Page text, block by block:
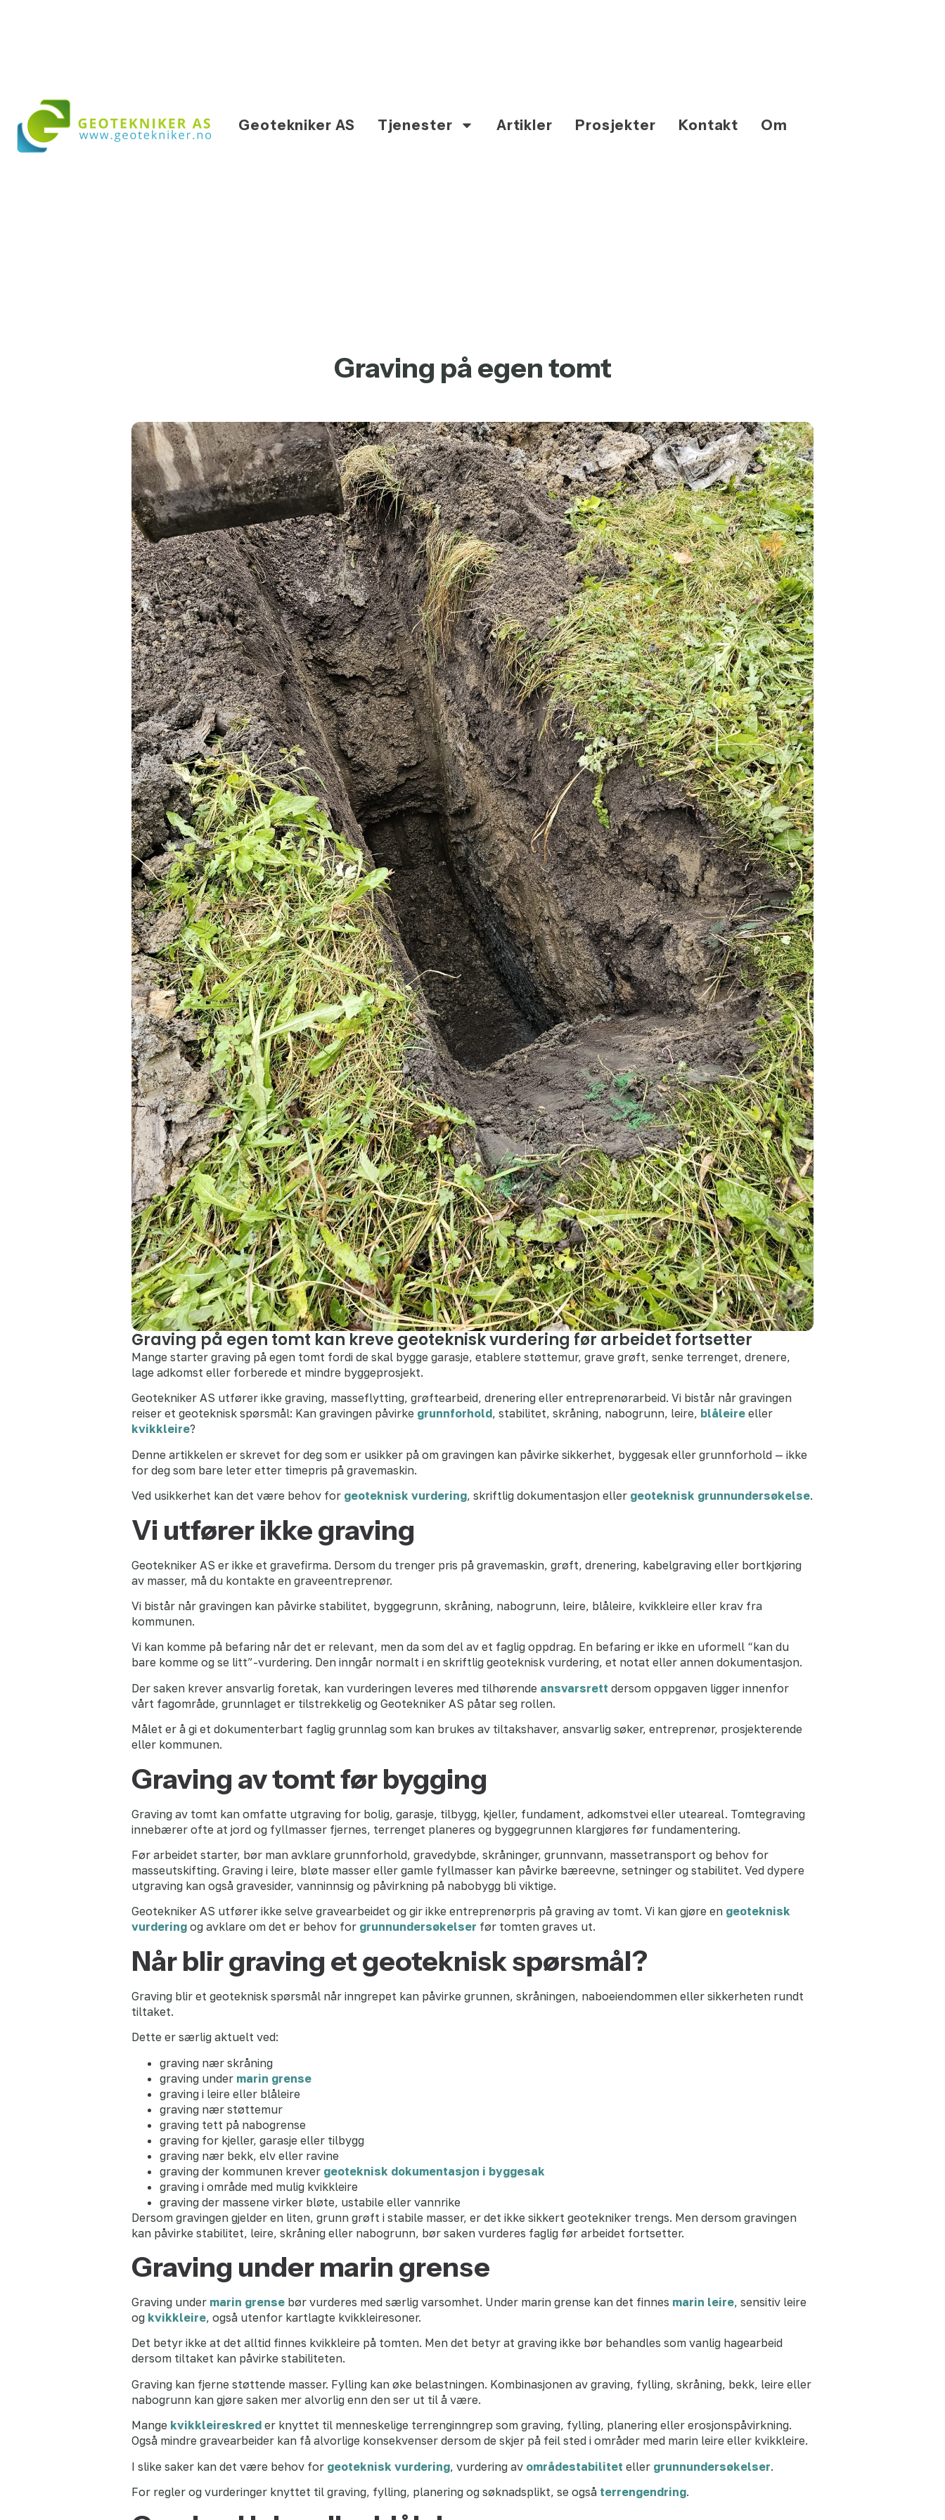
Geotekniker AS Tjenester Artikler Prosjekter Kontakt Om
Graving på egen tomt
Graving på egen tomt kan kreve geoteknisk vurdering før arbeidet fortsetter
Mange starter graving på egen tomt fordi de skal bygge garasje, etablere støttemur, grave grøft, senke terrenget, drenere,
lage adkomst eller forberede et mindre byggeprosjekt.
Geotekniker AS utfører ikke graving, masseflytting, grøftearbeid, drenering eller entreprenørarbeid. Vi bistår når gravingen
reiser et geoteknisk spørsmål: Kan gravingen påvirke grunnforhold, stabilitet, skråning, nabogrunn, leire, blåleire eller
kvikkleire?
Denne artikkelen er skrevet for deg som er usikker på om gravingen kan påvirke sikkerhet, byggesak eller grunnforhold — ikke
for deg som bare leter etter timepris på gravemaskin.
Ved usikkerhet kan det være behov for geoteknisk vurdering, skriftlig dokumentasjon eller geoteknisk grunnundersøkelse.
Vi utfører ikke graving
Geotekniker AS er ikke et gravefirma. Dersom du trenger pris på gravemaskin, grøft, drenering, kabelgraving eller bortkjøring
av masser, må du kontakte en graveentreprenør.
Vi bistår når gravingen kan påvirke stabilitet, byggegrunn, skråning, nabogrunn, leire, blåleire, kvikkleire eller krav fra
kommunen.
Vi kan komme på befaring når det er relevant, men da som del av et faglig oppdrag. En befaring er ikke en uformell “kan du
bare komme og se litt”-vurdering. Den inngår normalt i en skriftlig geoteknisk vurdering, et notat eller annen dokumentasjon.
Der saken krever ansvarlig foretak, kan vurderingen leveres med tilhørende ansvarsrett dersom oppgaven ligger innenfor
vårt fagområde, grunnlaget er tilstrekkelig og Geotekniker AS påtar seg rollen.
Målet er å gi et dokumenterbart faglig grunnlag som kan brukes av tiltakshaver, ansvarlig søker, entreprenør, prosjekterende
eller kommunen.
Graving av tomt før bygging
Graving av tomt kan omfatte utgraving for bolig, garasje, tilbygg, kjeller, fundament, adkomstvei eller uteareal. Tomtegraving
innebærer ofte at jord og fyllmasser fjernes, terrenget planeres og byggegrunnen klargjøres før fundamentering.
Før arbeidet starter, bør man avklare grunnforhold, gravedybde, skråninger, grunnvann, massetransport og behov for
masseutskifting. Graving i leire, bløte masser eller gamle fyllmasser kan påvirke bæreevne, setninger og stabilitet. Ved dypere
utgraving kan også gravesider, vanninnsig og påvirkning på nabobygg bli viktige.
Geotekniker AS utfører ikke selve gravearbeidet og gir ikke entreprenørpris på graving av tomt. Vi kan gjøre en geoteknisk
vurdering og avklare om det er behov for grunnundersøkelser før tomten graves ut.
Når blir graving et geoteknisk spørsmål?
Graving blir et geoteknisk spørsmål når inngrepet kan påvirke grunnen, skråningen, naboeiendommen eller sikkerheten rundt
tiltaket.
Dette er særlig aktuelt ved:
graving nær skråning
graving under marin grense
graving i leire eller blåleire
graving nær støttemur
graving tett på nabogrense
graving for kjeller, garasje eller tilbygg
graving nær bekk, elv eller ravine
graving der kommunen krever geoteknisk dokumentasjon i byggesak
graving i område med mulig kvikkleire
graving der massene virker bløte, ustabile eller vannrike
Dersom gravingen gjelder en liten, grunn grøft i stabile masser, er det ikke sikkert geotekniker trengs. Men dersom gravingen
kan påvirke stabilitet, leire, skråning eller nabogrunn, bør saken vurderes faglig før arbeidet fortsetter.
Graving under marin grense
Graving under marin grense bør vurderes med særlig varsomhet. Under marin grense kan det finnes marin leire, sensitiv leire
og kvikkleire, også utenfor kartlagte kvikkleiresoner.
Det betyr ikke at det alltid finnes kvikkleire på tomten. Men det betyr at graving ikke bør behandles som vanlig hagearbeid
dersom tiltaket kan påvirke stabiliteten.
Graving kan fjerne støttende masser. Fylling kan øke belastningen. Kombinasjonen av graving, fylling, skråning, bekk, leire eller
nabogrunn kan gjøre saken mer alvorlig enn den ser ut til å være.
Mange kvikkleireskred er knyttet til menneskelige terrenginngrep som graving, fylling, planering eller erosjonspåvirkning.
Også mindre gravearbeider kan få alvorlige konsekvenser dersom de skjer på feil sted i områder med marin leire eller kvikkleire.
I slike saker kan det være behov for geoteknisk vurdering, vurdering av områdestabilitet eller grunnundersøkelser.
For regler og vurderinger knyttet til graving, fylling, planering og søknadsplikt, se også terrengendring.